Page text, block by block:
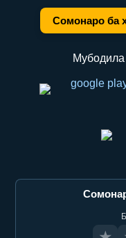
Сомонаро ба
Мубодила